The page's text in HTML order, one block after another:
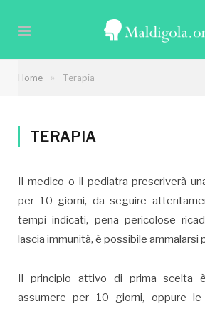
Home » Terapia
TERAPIA
Il medico o il pediatra prescriverà
per 10 giorni, da seguire
tempi indicati, pena pericolose
lascia immunità, è possibile ammalarsi
Il principio attivo di prima scelta
assumere per 10 giorni, oppure le